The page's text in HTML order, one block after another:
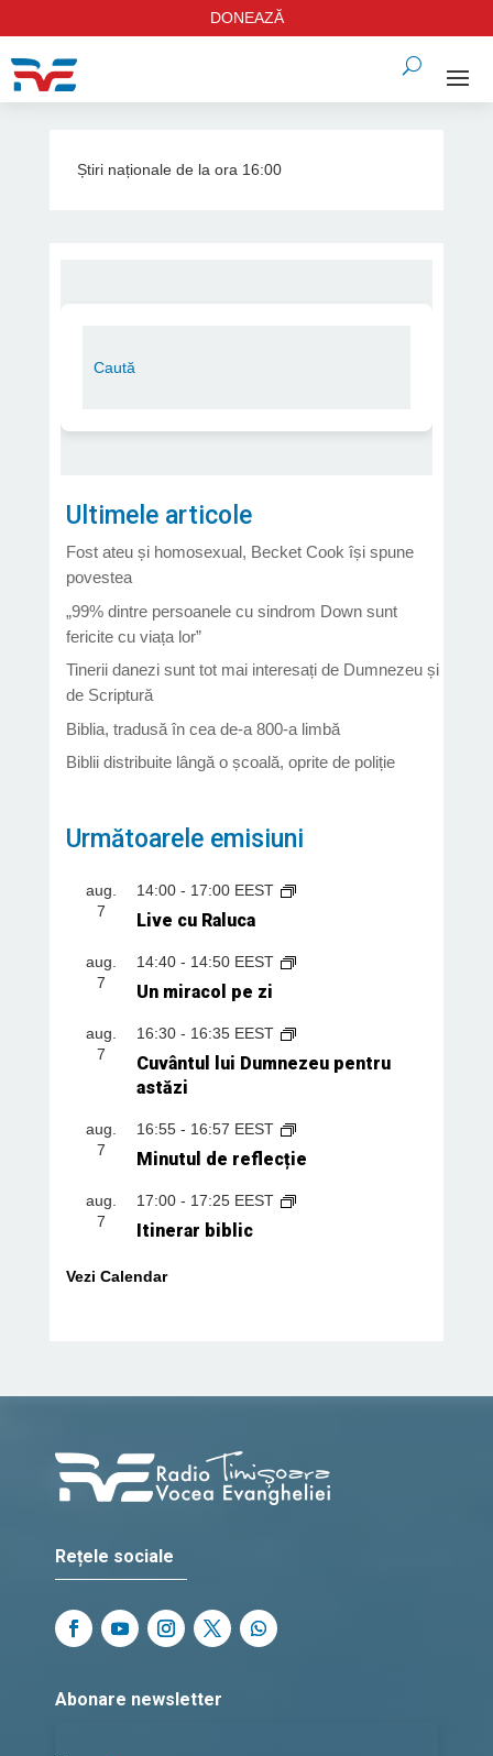
DONEAZĂ
Știri naționale de la ora 16:00
Ultimele articole
Fost ateu și homosexual, Becket Cook își spune
povestea
„99% dintre persoanele cu sindrom Down sunt
fericite cu viața lor”
Tinerii danezi sunt tot mai interesați de Dumnezeu și
de Scriptură
Biblia, tradusă în cea de-a 800-a limbă
Biblii distribuite lângă o școală, oprite de poliție
Următoarele emisiuni
aug.
7
14:00- 17:00 EEST
Live cu Raluca
aug.
7
14:40- 14:50 EEST
Un miracol pe zi
aug.
7
16:30- 16:35 EEST
Cuvântul lui Dumnezeu pentru
astăzi
aug.
7
16:55- 16:57 EEST
Minutul de reflecție
aug.
7
17:00- 17:25 EEST
Itinerar biblic
Vezi Calendar
Rețele sociale
Abonare newsletter